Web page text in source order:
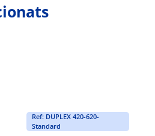
Ref: DUPLEX 420-620-
Standard